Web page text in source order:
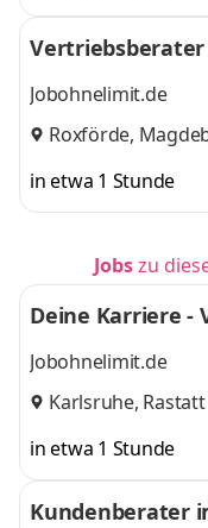
Jobohnelimit.de
Roxförde,
in etwa 1 Stunde
Jobszu
Deine Karriere -
Jobohnelimit.de
Karlsruhe, Rastatt
in etwa 1 Stunde
Kundenberater